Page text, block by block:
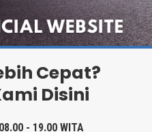
Cepat?
Disini
- 19.00 WITA